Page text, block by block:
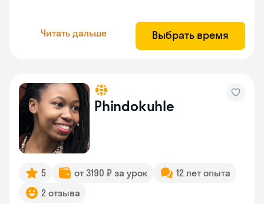
Читать дальше Выбрать время
Phindokuhle
5 от 3190 ₽ за урок
12 лет опыта
2 отзыва